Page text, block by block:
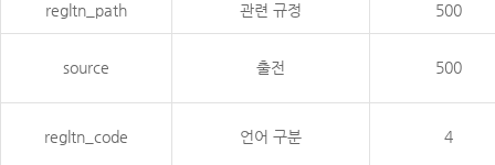
regltn_path 관련 규정 500
source 출전 500
regltn_code 언어 구분 4